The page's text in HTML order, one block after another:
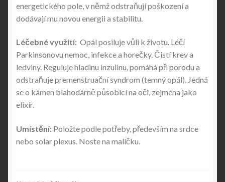
energetického pole, v němž odstraňují poškození a
dodávají mu novou energii a stabilitu.
Léčebné využití: Opál posiluje vůli k životu. Léčí
Parkinsonovu nemoc, infekce a horečky. Čistí krev a
ledviny. Reguluje hladinu inzulinu, pomáhá při porodu a
odstraňuje premenstruační syndrom (temný opál). Jedná
se o kámen blahodárně působící na oči, zejména jako
elixír.
Umístění: Položte podle potřeby, především na srdce
nebo solar plexus. Noste na malíčku.